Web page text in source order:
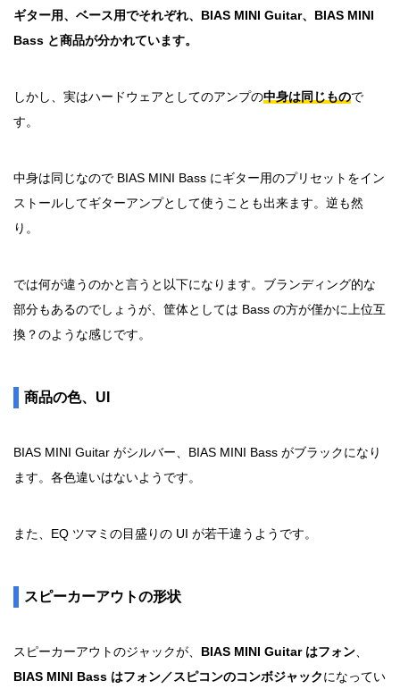
ギター用、ベース用でそれぞれ、BIAS MINI Guitar、BIAS MINI
Bass と商品が分かれています。
しかし、実はハードウェアとしてのアンプの中身は同じもので
す。
中身は同じなので BIAS MINI Bass にギター用のプリセットをイン
ストールしてギターアンプとして使うことも出来ます。逆も然
り。
では何が違うのかと言うと以下になります。ブランディング的な
部分もあるのでしょうが、筐体としては Bass の方が僅かに上位互
換？のような感じです。
商品の色、UI
BIAS MINI Guitar がシルバー、BIAS MINI Bass がブラックになり
ます。各色違いはないようです。
また、EQ ツマミの目盛りの UI が若干違うようです。
スピーカーアウトの形状
スピーカーアウトのジャックが、 BIAS MINI Guitar はフォン
BIAS MINI Bass はフォン／スピコンのコンボジャックになってい